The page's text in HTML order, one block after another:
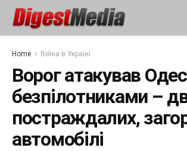
Home Війна в Україні
Ворог атакував
безпілотниками –
постраждалих,
автомобілі